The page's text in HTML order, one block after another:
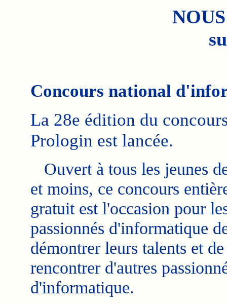
Concours national
La 28e édition du
Prologin est lancée.
Ouvert à tous les jeunes
et moins, ce concours
gratuit est l'occasion pour
passionnés d'informatique
démontrer leurs talents et de
rencontrer d'autres
d'informatique.